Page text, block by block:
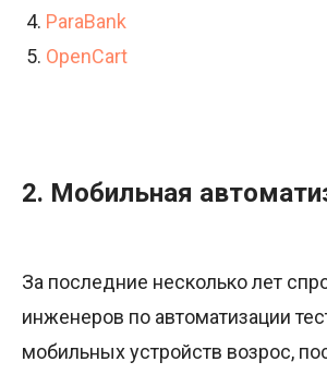
ParaBank
OpenCart
2. Мобильная
За последние несколько лет
инженеров по автоматизации
мобильных устройств возрос,